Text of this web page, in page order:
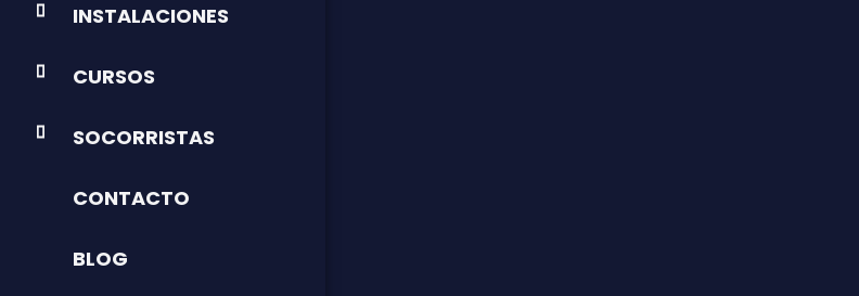
INSTALACIONES
CURSOS
SOCORRISTAS
CONTACTO
BLOG